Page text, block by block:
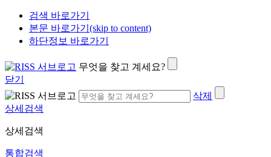
검색 바로가기
본문 바로가기(skip to content)
하단정보 바로가기
무엇을 찾고 계세요?
닫기
삭제
상세검색
상세검색
통합검색